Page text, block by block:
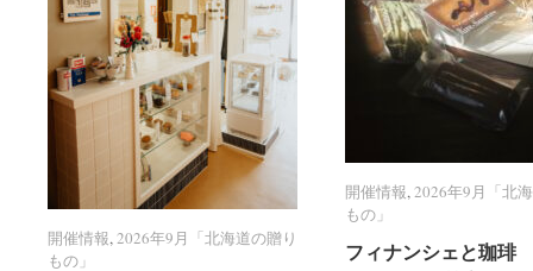
開催情報,2026年9月「北海道の贈り
もの」
開催情報 2026年9月「北海道の贈り
もの」
開催情報,2026年9月「北
もの」
フィナンシェと珈
開催情報 2026年9月「北
もの」
フィナンシェと珈